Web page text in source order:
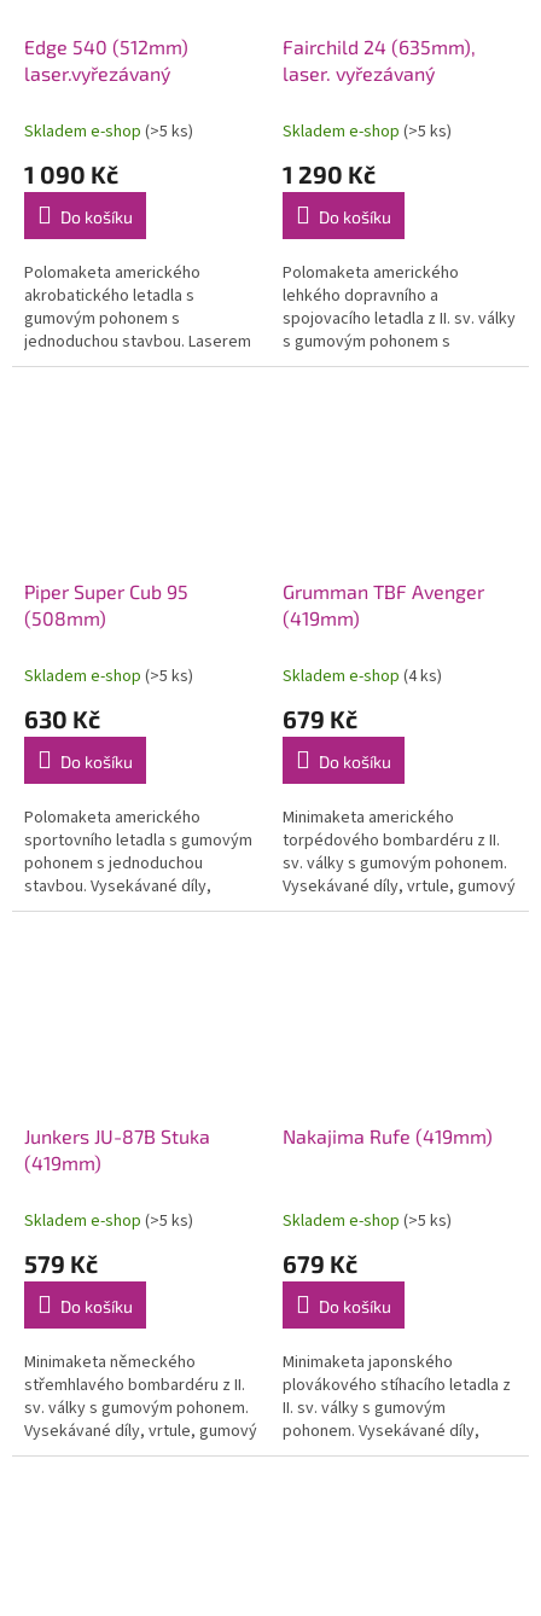
Edge 540 (512mm)
laser.vyřezávaný
Skladem e-shop (>5 ks)
1 090 Kč
Do košíku
Polomaketa amerického
akrobatického letadla s
gumovým pohonem s
jednoduchou stavbou. Laserem
vyřezávané díly, vrtule, gumový
Fairchild 24 (635mm),
laser. vyřezávaný
Skladem e-shop (>5 ks)
1 290 Kč
Do košíku
Polomaketa amerického
lehkého dopravního a
spojovacího letadla z II. sv. války
s gumovým pohonem s
jednoduchou stavbou. Nyní nově
Piper Super Cub 95
(508mm)
Skladem e-shop (>5 ks)
630 Kč
Do košíku
Polomaketa amerického
sportovního letadla s gumovým
pohonem s jednoduchou
stavbou. Vysekávané díly,
vrtule, gumový svazek a potah.
Grumman TBF Avenger
(419mm)
Skladem e-shop (4 ks)
679 Kč
Do košíku
Minimaketa amerického
torpédového bombardéru z II.
sv. války s gumovým pohonem.
Vysekávané díly, vrtule, gumový
svazek a potah. materiál.
Junkers JU-87B Stuka
(419mm)
Skladem e-shop (>5 ks)
579 Kč
Do košíku
Minimaketa německého
střemhlavého bombardéru z II.
sv. války s gumovým pohonem.
Vysekávané díly, vrtule, gumový
svazek a potah. materiál.
Nakajima Rufe (419mm)
Skladem e-shop (>5 ks)
679 Kč
Do košíku
Minimaketa japonského
plovákového stíhacího letadla z
II. sv. války s gumovým
pohonem. Vysekávané díly,
vrtule, gumový svazek a potah.